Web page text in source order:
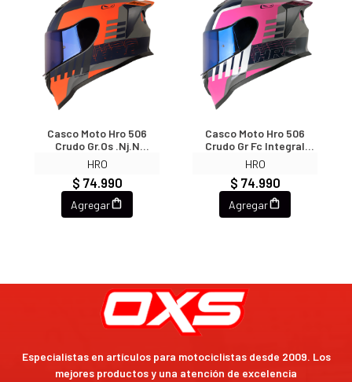
Casco Moto Hro 506
Crudo Gr.os .nj.n
Integral Norma DOT
HRO
$ 74.990
Agregar
Casco Moto Hro 506
Crudo Gr Fc Integral
Norma DOT
HRO
$ 74.990
Agregar
Especialistas en artículos para motociclistas desde 2009. Los
mejores productos y una atención de excelencia